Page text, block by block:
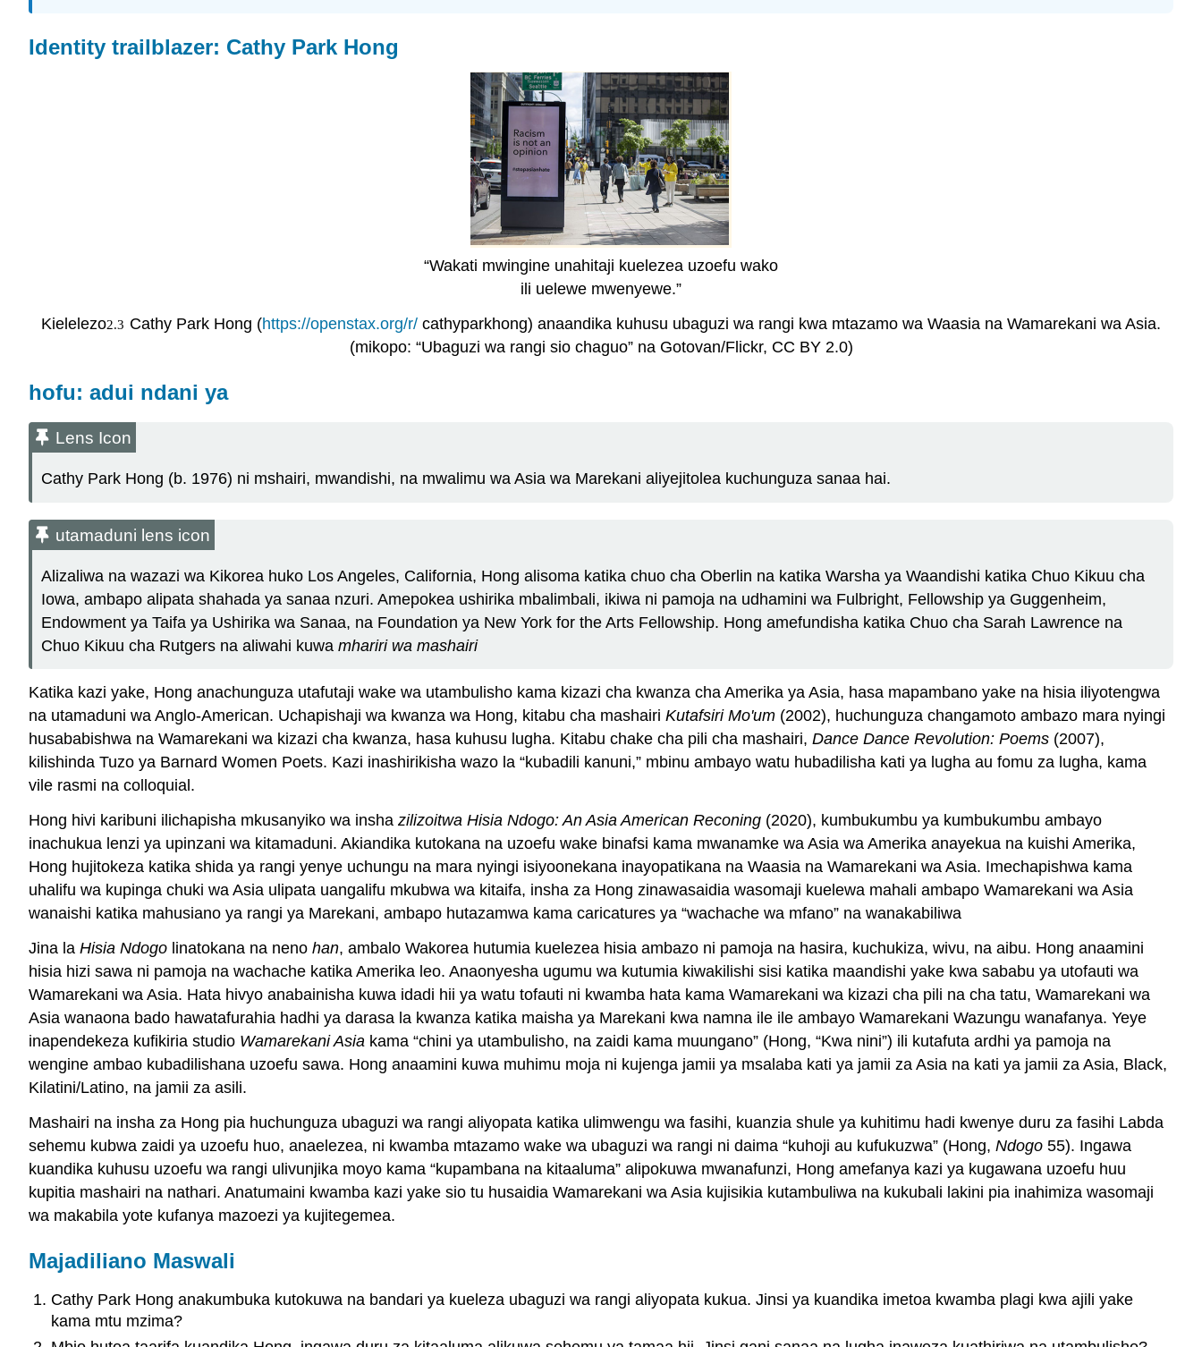
Identity trailblazer: Cathy Park Hong
“Wakati mwingine unahitaji kuelezea uzoefu wako
ili uelewe mwenyewe.”
Kielelezo2.3
2.3 Cathy Park Hong (https://openstax.org/r/cathyparkhong) anaandika kuhusu ubaguzi wa rangi kwa mtazamo wa Waasia na Wamarekani wa Asia.
(mikopo: “Ubaguzi wa rangi sio chaguo” na Gotovan/Flickr, CC BY 2.0)
hofu: adui ndani ya
Lens Icon
Cathy Park Hong (b. 1976) ni mshairi, mwandishi, na mwalimu wa Asia wa Marekani aliyejitolea kuchunguza sanaa hai.
utamaduni lens icon
Alizaliwa na wazazi wa Kikorea huko Los Angeles, California, Hong alisoma katika chuo cha Oberlin na katika Warsha ya Waandishi katika Chuo Kikuu cha
Iowa, ambapo alipata shahada ya sanaa nzuri. Amepokea ushirika mbalimbali, ikiwa ni pamoja na udhamini wa Fulbright, Fellowship ya Guggenheim,
Endowment ya Taifa ya Ushirika wa Sanaa, na Foundation ya New York for the Arts Fellowship. Hong amefundisha katika Chuo cha Sarah Lawrence na
Chuo Kikuu cha Rutgers na aliwahi kuwa mhariri wa mashairi
Katika kazi yake, Hong anachunguza utafutaji wake wa utambulisho kama kizazi cha kwanza cha Amerika ya Asia, hasa mapambano yake na hisia iliyotengwa
na utamaduni wa Anglo-American. Uchapishaji wa kwanza wa Hong, kitabu cha mashairi Kutafsiri Mo'um (2002), huchunguza changamoto ambazo mara nyingi
husababishwa na Wamarekani wa kizazi cha kwanza, hasa kuhusu lugha. Kitabu chake cha pili cha mashairi, Dance Dance Revolution: Poems (2007),
kilishinda Tuzo ya Barnard Women Poets. Kazi inashirikisha wazo la “kubadili kanuni,” mbinu ambayo watu hubadilisha kati ya lugha au fomu za lugha, kama
vile rasmi na colloquial.
Hong hivi karibuni ilichapisha mkusanyiko wa insha zilizoitwa Hisia Ndogo: An Asia American Reconing (2020), kumbukumbu ya kumbukumbu ambayo
inachukua lenzi ya upinzani wa kitamaduni. Akiandika kutokana na uzoefu wake binafsi kama mwanamke wa Asia wa Amerika anayekua na kuishi Amerika,
Hong hujitokeza katika shida ya rangi yenye uchungu na mara nyingi isiyoonekana inayopatikana na Waasia na Wamarekani wa Asia. Imechapishwa kama
uhalifu wa kupinga chuki wa Asia ulipata uangalifu mkubwa wa kitaifa, insha za Hong zinawasaidia wasomaji kuelewa mahali ambapo Wamarekani wa Asia
wanaishi katika mahusiano ya rangi ya Marekani, ambapo hutazamwa kama caricatures ya “wachache wa mfano” na wanakabiliwa
Jina la Hisia Ndogo linatokana na neno han, ambalo Wakorea hutumia kuelezea hisia ambazo ni pamoja na hasira, kuchukiza, wivu, na aibu. Hong anaamini
hisia hizi sawa ni pamoja na wachache katika Amerika leo. Anaonyesha ugumu wa kutumia kiwakilishi sisi katika maandishi yake kwa sababu ya utofauti wa
Wamarekani wa Asia. Hata hivyo anabainisha kuwa idadi hii ya watu tofauti ni kwamba hata kama Wamarekani wa kizazi cha pili na cha tatu, Wamarekani wa
Asia wanaona bado hawatafurahia hadhi ya darasa la kwanza katika maisha ya Marekani kwa namna ile ile ambayo Wamarekani Wazungu wanafanya. Yeye
inapendekeza kufikiria studio Wamarekani Asia kama “chini ya utambulisho, na zaidi kama muungano” (Hong, “Kwa nini”) ili kutafuta ardhi ya pamoja na
wengine ambao kubadilishana uzoefu sawa. Hong anaamini kuwa muhimu moja ni kujenga jamii ya msalaba kati ya jamii za Asia na kati ya jamii za Asia, Black,
Kilatini/Latino, na jamii za asili.
Mashairi na insha za Hong pia huchunguza ubaguzi wa rangi aliyopata katika ulimwengu wa fasihi, kuanzia shule ya kuhitimu hadi kwenye duru za fasihi Labda
sehemu kubwa zaidi ya uzoefu huo, anaelezea, ni kwamba mtazamo wake wa ubaguzi wa rangi ni daima “kuhoji au kufukuzwa” (Hong, Ndogo 55). Ingawa
kuandika kuhusu uzoefu wa rangi ulivunjika moyo kama “kupambana na kitaaluma” alipokuwa mwanafunzi, Hong amefanya kazi ya kugawana uzoefu huu
kupitia mashairi na nathari. Anatumaini kwamba kazi yake sio tu husaidia Wamarekani wa Asia kujisikia kutambuliwa na kukubali lakini pia inahimiza wasomaji
wa makabila yote kufanya mazoezi ya kujitegemea.
Majadiliano Maswali
Cathy Park Hong anakumbuka kutokuwa na bandari ya kueleza ubaguzi wa rangi aliyopata kukua. Jinsi ya kuandika imetoa kwamba plagi kwa ajili yake
kama mtu mzima?